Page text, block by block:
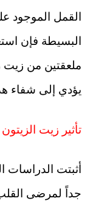
القمل الموجود
البسيطة فإن
ملعقتين من زيت
يؤدي إلى شفاء
تأثير زيت
أثبتت الدراسات
جداً لمرضى